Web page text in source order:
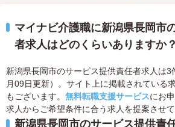
マイナビ介護職に新潟県長岡市
者求人はどのくらいありますか？
新潟県長岡市のサービス提供責任者求人は
月09日更新）。サイト上に掲載されている
もございます。 無料転職支援サービスにお
求人からご希望条件に合う求人を提案させて
新潟県長岡市のサービス提供責